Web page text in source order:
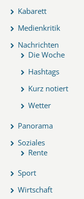
Kabarett
Medienkritik
Nachrichten
Die Woche
Hashtags
Kurz notiert
Wetter
Panorama
Soziales
Rente
Sport
Wirtschaft